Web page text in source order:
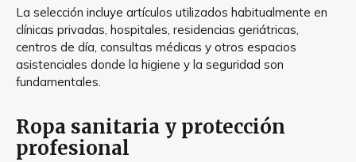
La selección incluye artículos utilizados habitualmente en
clínicas privadas, hospitales, residencias geriátricas,
centros de día, consultas médicas y otros espacios
asistenciales donde la higiene y la seguridad son
fundamentales.
Ropa sanitaria y protección
profesional